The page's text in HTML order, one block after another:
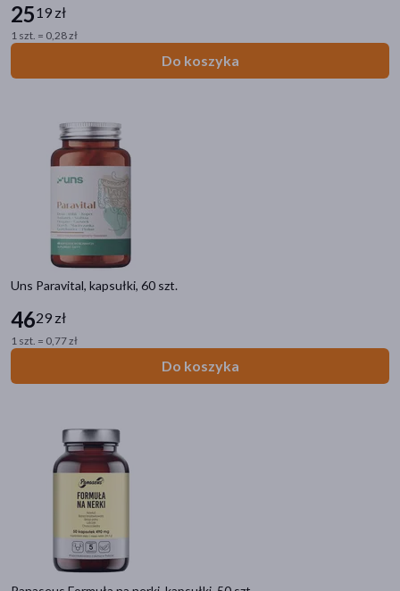
2519 zł
1 szt. = 0,28 zł
Do koszyka
Uns Paravital, kapsułki, 60 szt.
4629 zł
1 szt. = 0,77 zł
Do koszyka
Kategorie produktów
Do poprzedniej kategorii
Sport
Odchudzanie
Suplementy dla sportowców
Sprzęt sportowy
Tejpy i akcesoria
Detoks
Odżywki białkowe
Nawodnienie